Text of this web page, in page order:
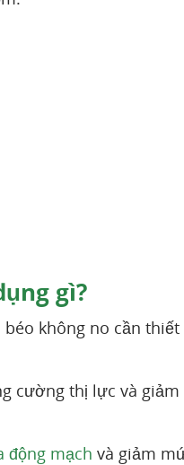
gì?
không no cần
cường thị lực và
động mạch và giảm